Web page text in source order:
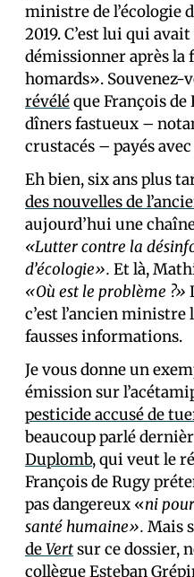
ministre de l’écologie
2019. C’est lui qui
démissionner après la
homards». Souvenez-
révéléque François
dîners fastueux –
crustacés – payés
Eh bien, six ans plus
des nouvelles de
aujourd’hui une
«Lutter contre la
d’écologie». Et là,
«Où est le problème ?»
c’est l’ancien
fausses informations.
Je vous donne un
émission sur
pesticide accusé de
beaucoup parlé
Duplomb, qui veut le
François de Rugy
pas dangereux «ni
santé humaine». Mais
deVertsur ce dossier,
collègue Esteban